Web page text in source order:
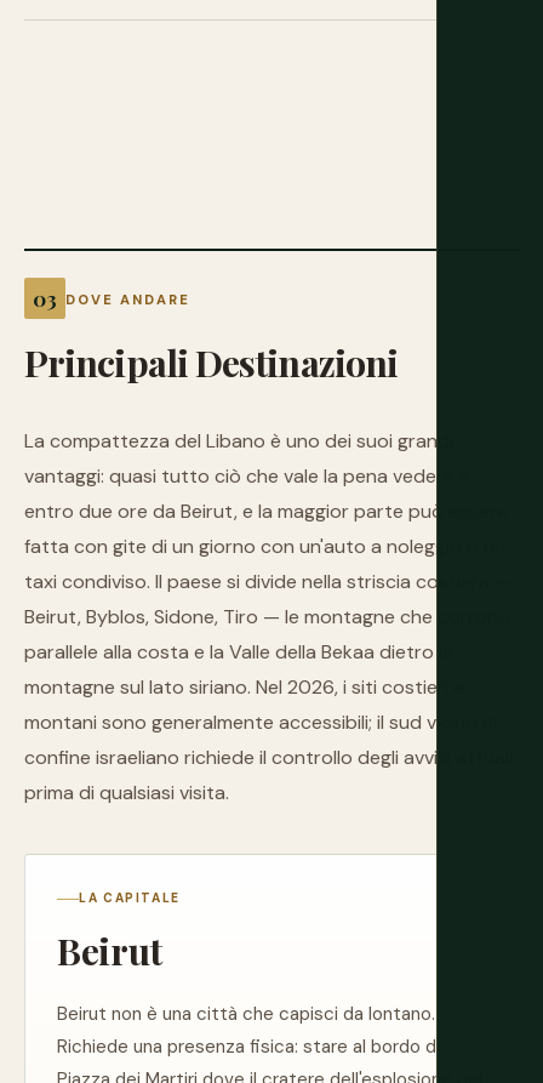
DOVE ANDARE
PrincipaliDestinazioni
La compattezza del Libano è uno dei suoi grandi
vantaggi: quasi tutto ciò che vale la pena vedere è
entro due ore da Beirut, e la maggior parte può essere
fatta con gite di un giorno con un'auto a noleggio o un
taxi condiviso. Il paese si divide nella striscia costiera —
Beirut, Byblos, Sidone, Tiro — le montagne che corrono
parallele alla costa e la Valle della Bekaa dietro le
montagne sul lato siriano. Nel 2026, i siti costieri e
montani sono generalmente accessibili; il sud vicino al
confine israeliano richiede il controllo degli avvisi attuali
prima di qualsiasi visita.
LA CAPITALE
Beirut
Beirut non è una città che capisci da lontano.
Richiede una presenza fisica: stare al bordo di